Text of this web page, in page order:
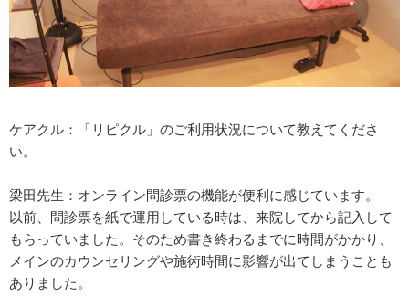
ケアクル：「リピクル」のご利用状況について教えてくださ
い。
梁田先生：オンライン問診票の機能が便利に感じています。
以前、問診票を紙で運用している時は、来院してから記入して
もらっていました。そのため書き終わるまでに時間がかかり、
メインのカウンセリングや施術時間に影響が出てしまうことも
ありました。